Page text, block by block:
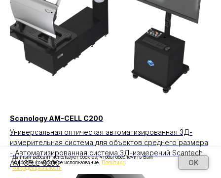
Scanology AM-CELL C200
Универсальная оптическая автоматизированная 3Д-
измерительная система для объектов среднего размера
- Автоматизированная система 3Д-измерений Scantech
AM-CELL C200
Данный вебсайт использует cookies, чтобы обеспечить Вам
наиболее комфортное использование. Политика
конфиденциальности
OK